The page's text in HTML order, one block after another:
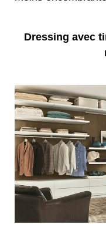
Dressing avec